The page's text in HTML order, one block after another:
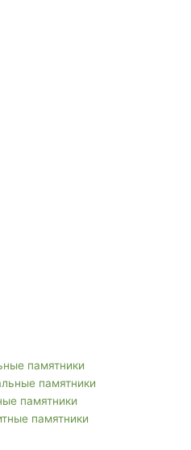
памятники
памятники
памятники
памятники